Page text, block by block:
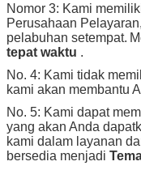
Nomor 3: Kami
Perusahaan
pelabuhan setempat.
tepat waktu .
No. 4: Kami tidak
kami akan membantu
No. 5: Kami dapat
yang akan Anda
kami dalam layanan
bersedia menjadi